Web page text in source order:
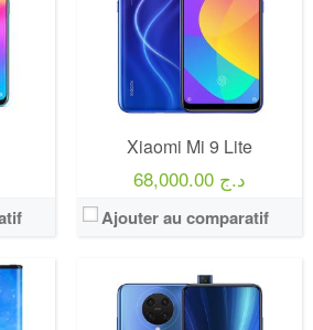
Xiaomi Mi 9 Lite
68,000.00 د.ج
Ajouter au comparatif